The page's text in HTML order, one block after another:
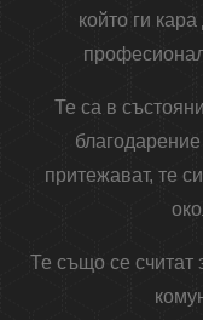
който ги
Те са в
притежават, те
Те също се считат